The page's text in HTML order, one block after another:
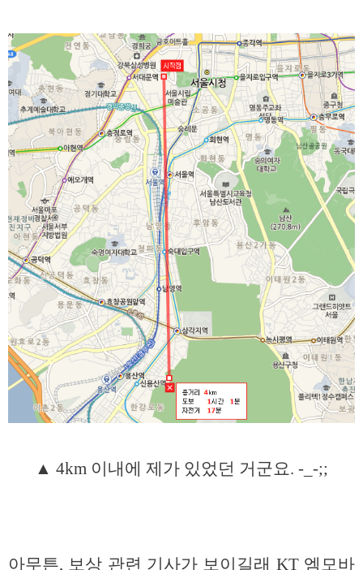
▲ 4km 이내에 제가 있었던 거군요. -_-;;
아무튼, 보상 관련 기사가 보이길래 KT 엠모바